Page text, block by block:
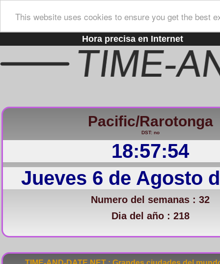
This website uses cookies to ensure you get the best
Hora precisa en Internet
Pacific/Rarotonga
DST: no
18:57:55
Jueves 6 de Agosto
Numero del semanas : 32
Dia del año : 218